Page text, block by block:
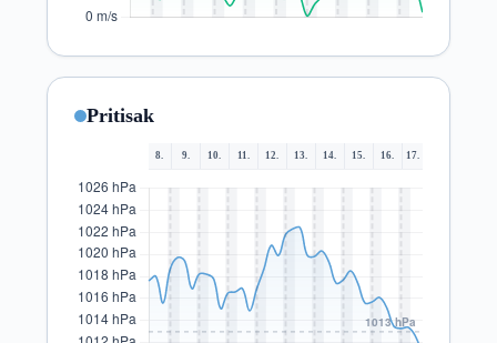
Pritisak
8. 9. 10. 11. 12. 13. 14. 15. 16. 17.